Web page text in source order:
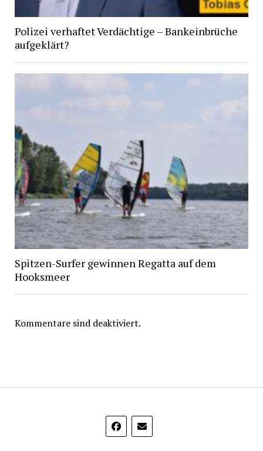
Polizei verhaftet Verdächtige – Bankeinbrüche
aufgeklärt?
Spitzen-Surfer gewinnen Regatta auf dem
Hooksmeer
Kommentare sind deaktiviert.